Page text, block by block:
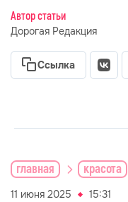
Автор статьи
Дорогая Редакция
Ссылка
главная красота
11 июня 2025 15:31